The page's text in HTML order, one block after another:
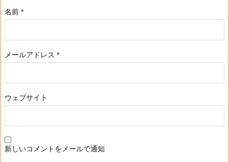
名前 *
メールアドレス *
ウェブサイト
新しいコメントをメールで通知